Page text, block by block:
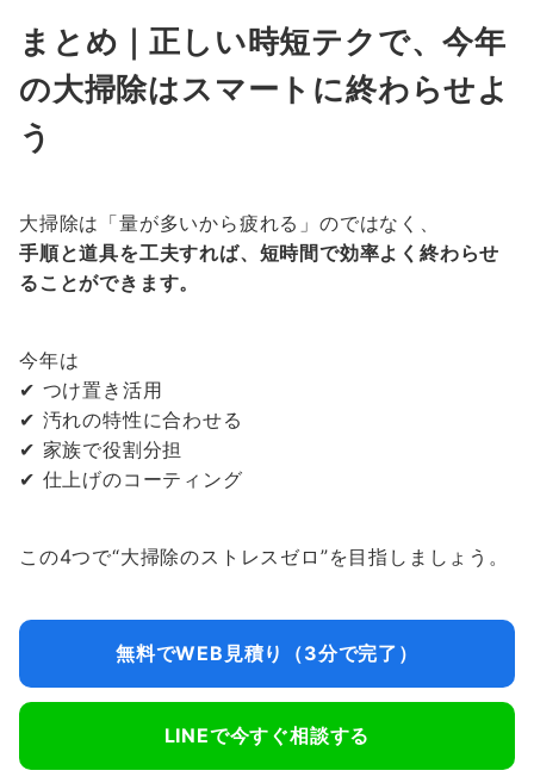
まとめ｜正しい時短テクで、今年
の大掃除はスマートに終わらせよ
う
大掃除は「量が多いから疲れる」のではなく、
手順と道具を工夫すれば、短時間で効率よく終わらせ
ることができます。
今年は
✔ つけ置き活用
✔ 汚れの特性に合わせる
✔ 家族で役割分担
✔ 仕上げのコーティング
この4つで“大掃除のストレスゼロ”を目指しましょう。
無料でWEB見積り（3分で完了）
LINEで今すぐ相談する